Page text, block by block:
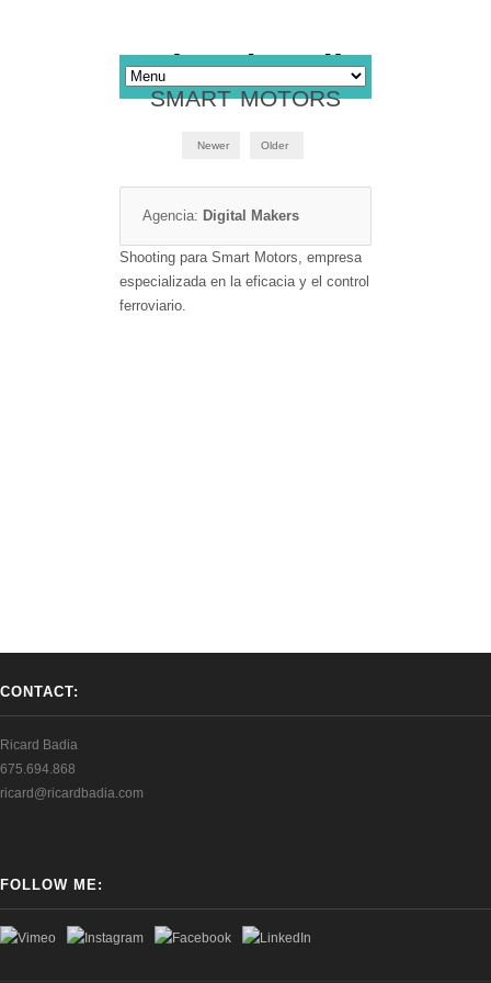
SMART MOTORS
Newer Older
Agencia: Digital Makers
Shooting para Smart Motors, empresa
especializada en la eficacia y el control
ferroviario.
CONTACT:
Ricard Badia
675.694.868
ricard@ricardbadia.com
FOLLOW ME: